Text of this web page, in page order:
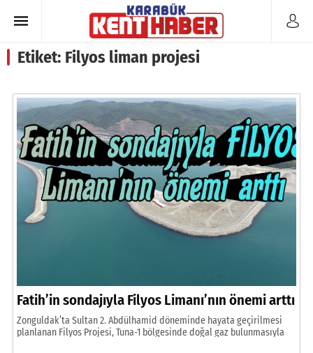
Etiket: Filyos liman projesi
Fatih’in sondajıyla Filyos Limanı’nın önemi arttı
Zonguldak’ta Sultan 2. Abdülhamid döneminde hayata geçirilmesi
planlanan Filyos Projesi, Tuna-1 bölgesinde doğal gaz bulunmasıyla